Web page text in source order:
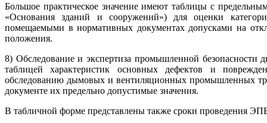
Большое практическое значение имеют таблицы с
«Основания зданий и сооружений») для оценки
помещаемыми в нормативных документах допусками на
положения.
8) Обследование и экспертиза промышленной
таблицей характеристик основных дефектов и
обследованию дымовых и вентиляционных промышленных
документе их предельно допустимые значения.
В табличной форме представлены также сроки проведения